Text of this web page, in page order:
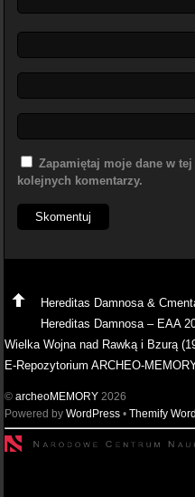
Zapamiętaj moje dane w
kolejnych komentarzy.
Hereditas Damnosa &
Hereditas Damnosa – EAA
Wielka Wojna nad Rawką i Bzurą
E-Repozytorium ARCHEO-
©archeoMEMORY 2026
Powered byWordPress •Themify